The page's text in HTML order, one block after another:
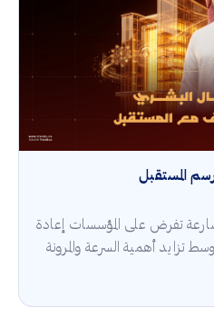
المستقبل
تفرض على المؤسسات إعادة
تزايد أهمية السرعة والمرونة